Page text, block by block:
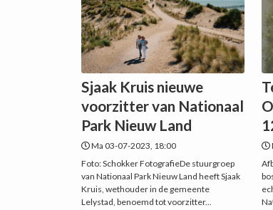
Sjaak Kruis nieuwe
voorzitter van Nationaal
Park Nieuw Land
Ma 03-07-2023, 18:00
Foto: Schokker FotografieDe stuurgroep
van Nationaal Park Nieuw Land heeft Sjaak
Kruis, wethouder in de gemeente
Lelystad, benoemd tot voorzitter...